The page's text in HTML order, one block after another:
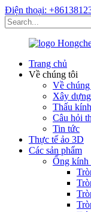
Điện thoại:
Trang chủ
Về chúng tôi
Về
Xây
Thấu
Câu hỏi
Tin tức
Thực tế ảo 3D
Các sản phẩm
Ống kính